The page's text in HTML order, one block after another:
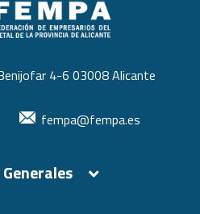
4-6 03008 Alicante
fempa@fempa.es